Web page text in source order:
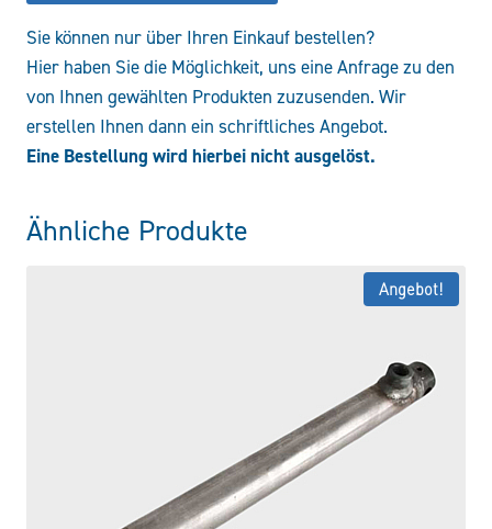
Sie können nur über Ihren Einkauf bestellen?
Hier haben Sie die Möglichkeit, uns eine Anfrage zu den
von Ihnen gewählten Produkten zuzusenden. Wir
erstellen Ihnen dann ein schriftliches Angebot.
Eine Bestellung wird hierbei nicht ausgelöst.
Ähnliche Produkte
Angebot!